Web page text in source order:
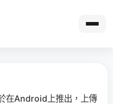
在Android上推出，上傳